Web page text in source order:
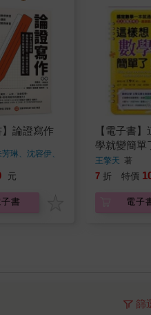
】論證寫作
琳、沈容伊、
元
書
【電子書
學就變簡單
王擎天 著
7 折 特價
電子
篩